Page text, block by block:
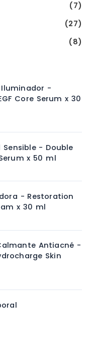
(7)
(27)
(8)
Iluminador -
Core Serum x 30
Sensible - Double
x 50 ml
- Restoration
x 30 ml
Antiacné -
Skin